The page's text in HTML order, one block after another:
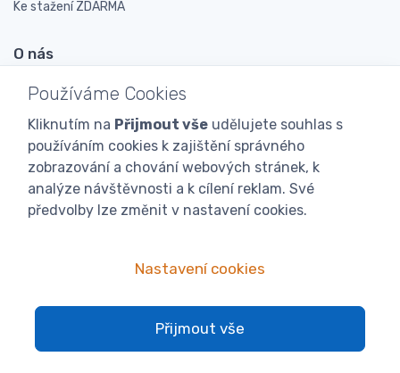
Ke stažení ZDARMA
O nás
O nás
Novinky
Doporučují nás
Podporujeme
Veletrhy a výstavy
Spokojení zákazníci
Používáme Cookies
Kliknutím na Přijmout vše udělujete souhlas s
používáním cookies k zajištění správného
zobrazování a chování webových stránek, k
analýze návštěvnosti a k cílení reklam. Své
předvolby lze změnit v nastavení cookies.
Nastavení cookies
Přijmout vše